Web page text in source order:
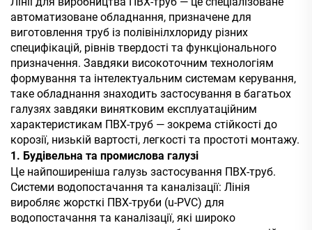
автоматизоване обладнання, призначене для
виготовлення труб із полівінілхлориду різних
специфікацій, рівнів твердості та функціонального
призначення. Завдяки високоточним технологіям
формування та інтелектуальним системам керування,
таке обладнання знаходить застосування в багатьох
галузях завдяки винятковим експлуатаційним
характеристикам ПВХ-труб — зокрема стійкості до
корозії, низькій вартості, легкості та простоті монтажу.
1. Будівельна та промислова галузі
Це найпоширеніша галузь застосування ПВХ-труб.
Системи водопостачання та каналізації: Лінія
виробляє жорсткі ПВХ-труби (u-PVC) для
водопостачання та каналізації, які широко